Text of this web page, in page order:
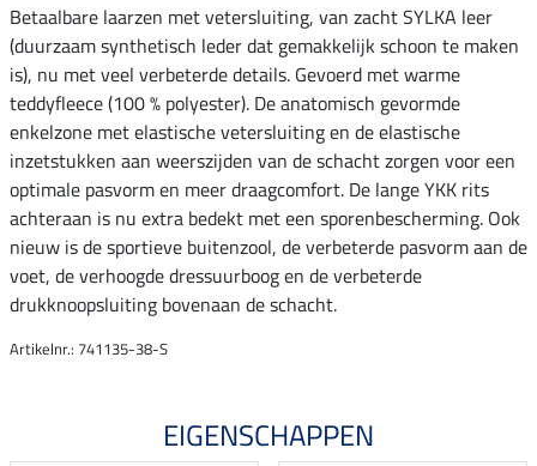
Betaalbare laarzen met vetersluiting, van zacht SYLKA leer
(duurzaam synthetisch leder dat gemakkelijk schoon te maken
is), nu met veel verbeterde details. Gevoerd met warme
teddyfleece (100 % polyester). De anatomisch gevormde
enkelzone met elastische vetersluiting en de elastische
inzetstukken aan weerszijden van de schacht zorgen voor een
optimale pasvorm en meer draagcomfort. De lange YKK rits
achteraan is nu extra bedekt met een sporenbescherming. Ook
nieuw is de sportieve buitenzool, de verbeterde pasvorm aan de
voet, de verhoogde dressuurboog en de verbeterde
drukknoopsluiting bovenaan de schacht.
Artikelnr.: 741135-38-S
EIGENSCHAPPEN